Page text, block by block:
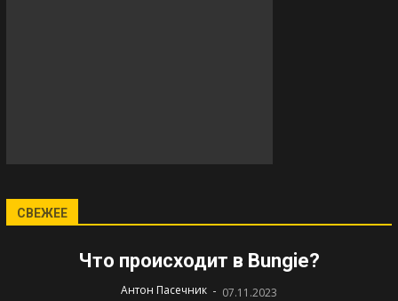
СВЕЖЕЕ
Что происходит в Bungie?
Антон Пасечник - 07.11.2023